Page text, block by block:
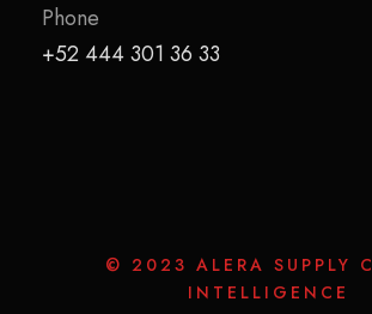
Phone
+52 444 301 36 33
© 2023 ALERA SUPPLY
INTELLIGENCE